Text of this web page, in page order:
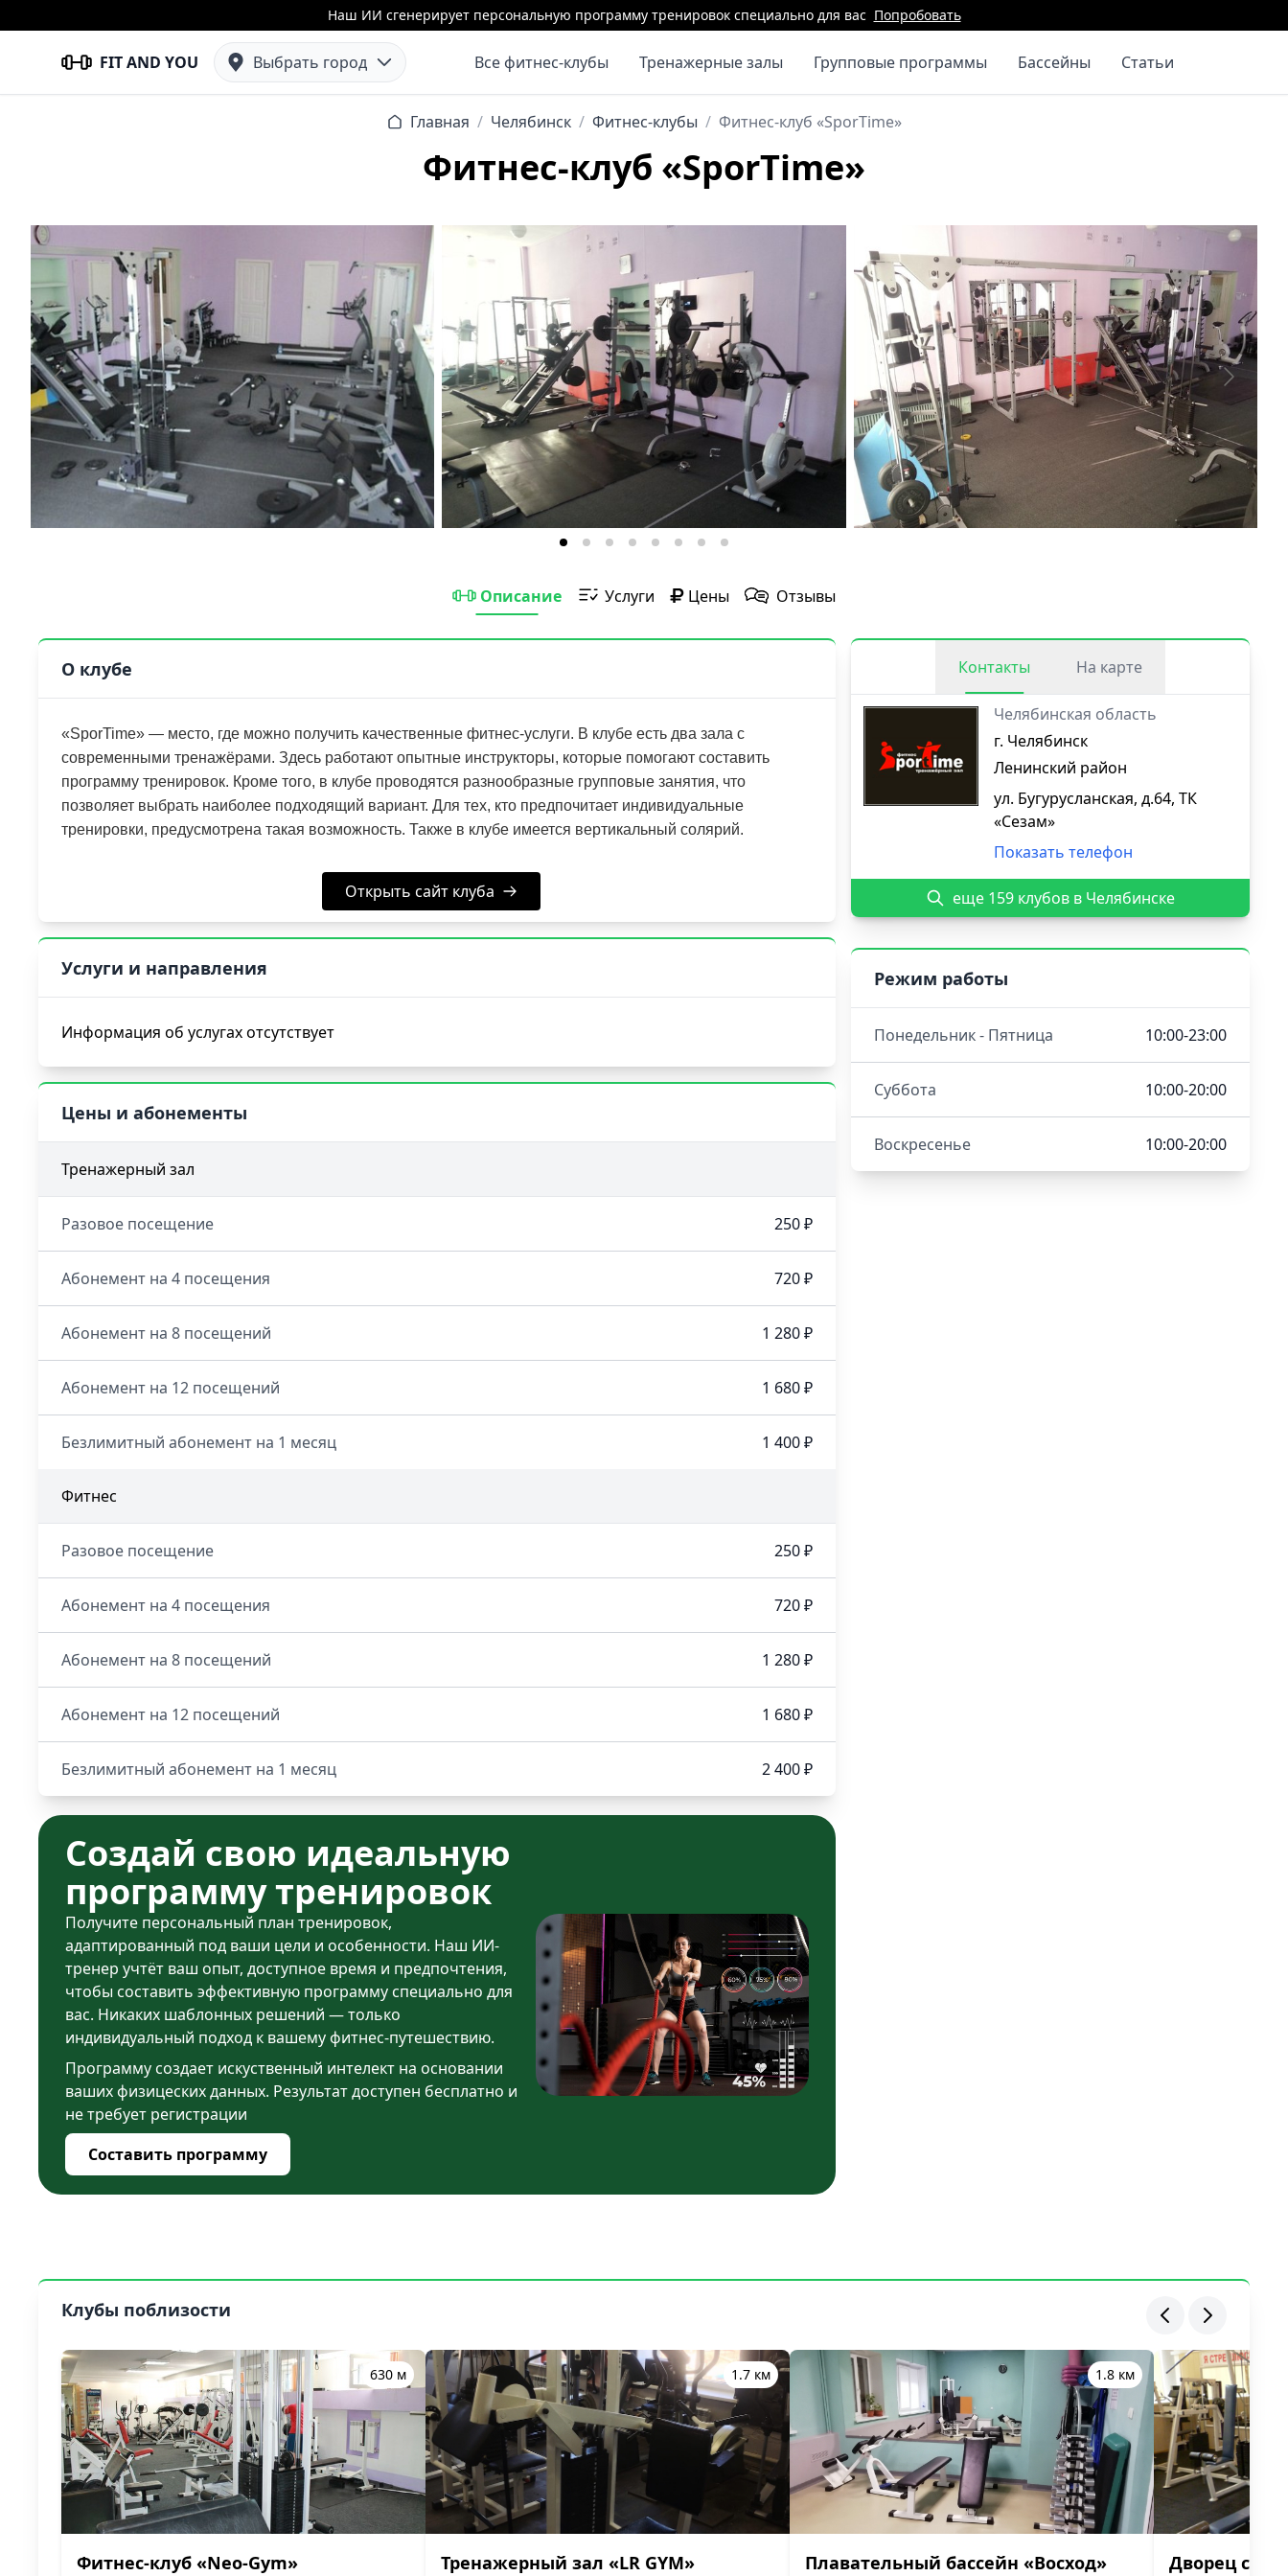
Наш ИИ сгенерирует персональную программу тренировок специально для вас Попробовать
FIT AND YOU Выбрать город Все фитнес-клубы Тренажерные залы Групповые программы Бассейны Статьи
Главная / Челябинск / Фитнес-клубы / Фитнес-клуб «SporTime»
Фитнес-клуб «SporTime»
Описание Услуги Цены Отзывы
О клубе
«SporTime» — место, где можно получить качественные фитнес-услуги. В клубе есть два зала с
современными тренажёрами. Здесь работают опытные инструкторы, которые помогают составить
программу тренировок. Кроме того, в клубе проводятся разнообразные групповые занятия, что
позволяет выбрать наиболее подходящий вариант. Для тех, кто предпочитает индивидуальные
тренировки, предусмотрена такая возможность. Также в клубе имеется вертикальный солярий.
Открыть сайт клуба
Услуги и направления
Информация об услугах отсутствует
Цены и абонементы
Тренажерный зал
Разовое посещение 250 ₽
Абонемент на 4 посещения 720 ₽
Абонемент на 8 посещений 1 280 ₽
Абонемент на 12 посещений 1 680 ₽
Безлимитный абонемент на 1 месяц 1 400 ₽
Фитнес
Разовое посещение 250 ₽
Абонемент на 4 посещения 720 ₽
Абонемент на 8 посещений 1 280 ₽
Абонемент на 12 посещений 1 680 ₽
Безлимитный абонемент на 1 месяц 2 400 ₽
Создай свою идеальную
программу тренировок
Получите персональный план тренировок,
адаптированный под ваши цели и особенности. Наш ИИ-
тренер учтёт ваш опыт, доступное время и предпочтения,
чтобы составить эффективную программу специально для
вас. Никаких шаблонных решений — только
индивидуальный подход к вашему фитнес-путешествию.
Программу создает искуственный интелект на основании
ваших физицеских данных. Результат доступен бесплатно и
не требует регистрации
Составить программу
Контакты На карте
Челябинская область
г. Челябинск
Ленинский район
ул. Бугурусланская, д.64, ТК
«Сезам»
Показать телефон
еще 159 клубов в Челябинске
Режим работы
Понедельник - Пятница 10:00-23:00
Суббота 10:00-20:00
Воскресенье 10:00-20:00
Клубы поблизости
630 м
Фитнес-клуб «Neo-Gym»
1.7 км
Тренажерный зал «LR GYM»
1.8 км
Плавательный бассейн «Восход» Дворец